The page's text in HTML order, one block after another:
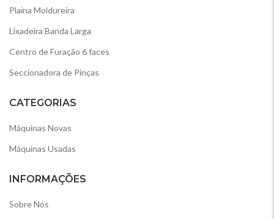
Plaina Moldureira
Lixadeira Banda Larga
Centro de Furação 6 faces
Seccionadora de Pinças
CATEGORIAS
Máquinas Novas
Máquinas Usadas
INFORMAÇÕES
Sobre Nós